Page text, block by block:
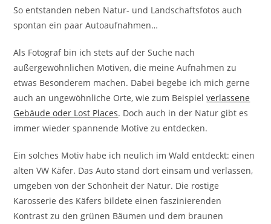
So entstanden neben Natur- und Landschaftsfotos auch
spontan ein paar Autoaufnahmen…
Als Fotograf bin ich stets auf der Suche nach
außergewöhnlichen Motiven, die meine Aufnahmen zu
etwas Besonderem machen. Dabei begebe ich mich gerne
auch an ungewöhnliche Orte, wie zum Beispielverlassene
Gebäude oder Lost Places. Doch auch in der Natur gibt es
immer wieder spannende Motive zu entdecken.
Ein solches Motiv habe ich neulich im Wald entdeckt: einen
alten VW Käfer. Das Auto stand dort einsam und verlassen,
umgeben von der Schönheit der Natur. Die rostige
Karosserie des Käfers bildete einen faszinierenden
Kontrast zu den grünen Bäumen und dem braunen